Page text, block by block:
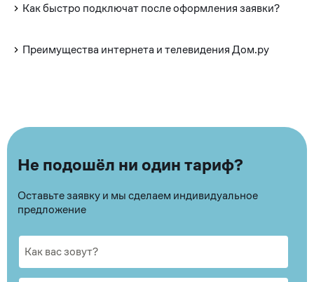
Как быстро подключат после оформления заявки?
Преимущества интернета и телевидения Дом.ру
Не подошёл ни один тариф?
Оставьте заявку и мы сделаем индивидуальное
предложение